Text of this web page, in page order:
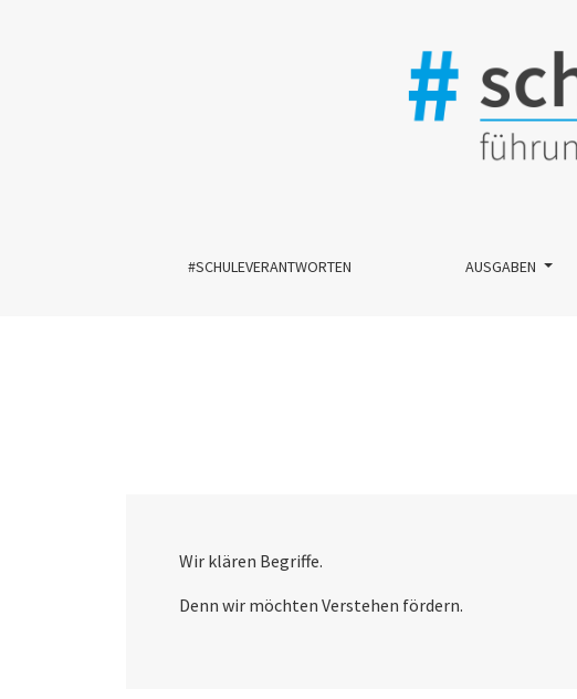
#SCHULEVERANTWORTEN AUSGABEN
Wir klären Begriffe.
Denn wir möchten Verstehen fördern.